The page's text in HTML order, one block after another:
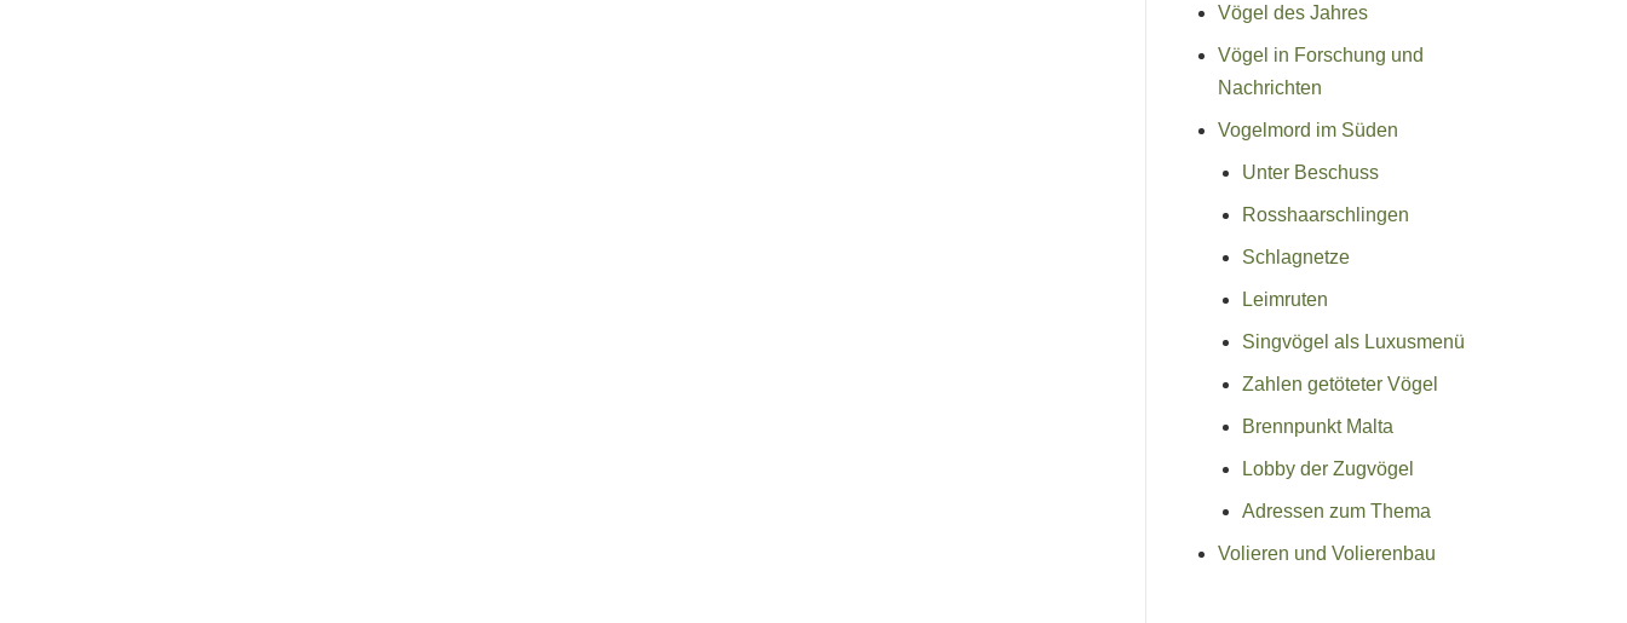
Vögel des Jahres
Vögel in Forschung und
Nachrichten
Vogelmord im Süden
Unter Beschuss
Rosshaarschlingen
Schlagnetze
Leimruten
Singvögel als Luxusmenü
Zahlen getöteter Vögel
Brennpunkt Malta
Lobby der Zugvögel
Adressen zum Thema
Volieren und Volierenbau